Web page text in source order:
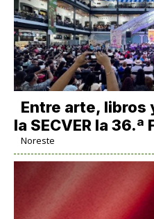
Entre arte, libros
la SECVER la 36.ª
Noreste